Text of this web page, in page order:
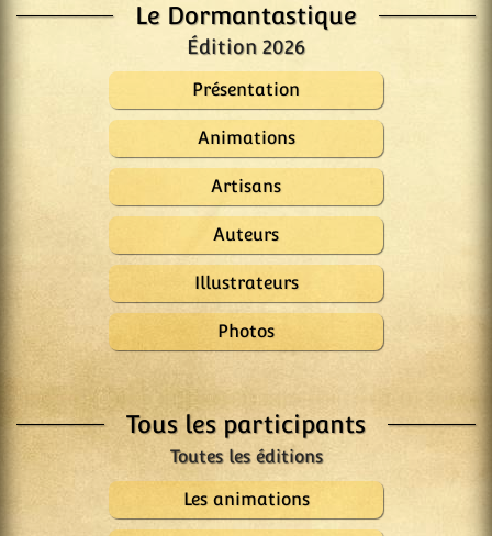
Le Dormantastique
Édition 2026
Présentation
Animations
Artisans
Auteurs
Illustrateurs
Photos
Tous les participants
Les animations